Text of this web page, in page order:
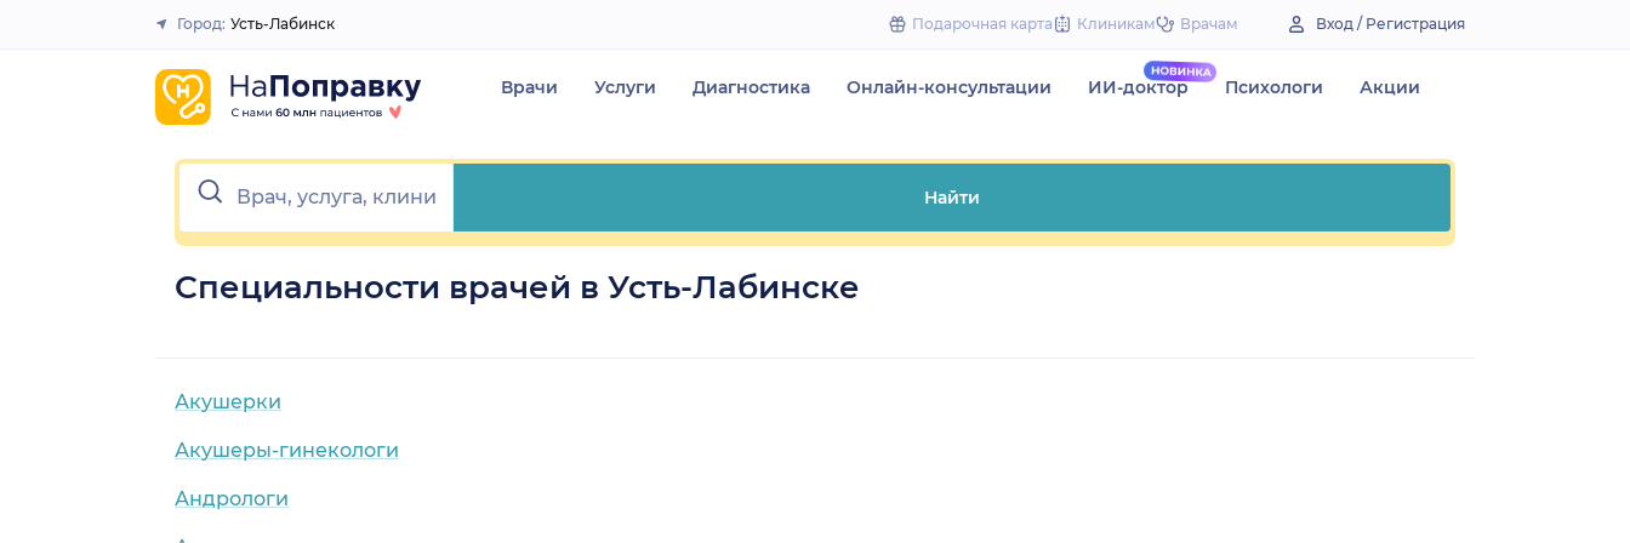
Закрыть
Город: Усть-Лабинск Подарочная карта Клиникам Врачам Вход / Регистрация
Врачи Услуги Диагностика Онлайн-консультации ИИ-доктор Психологи Акции
Найти
Специальности врачей в Усть-Лабинске
Акушерки
Акушеры-гинекологи
Андрологи